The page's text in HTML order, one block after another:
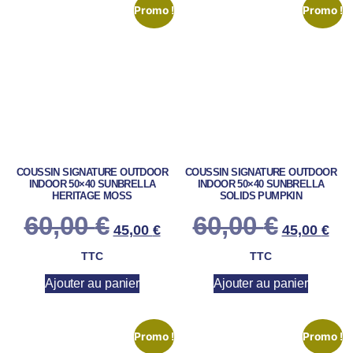
Promo !
COUSSIN SIGNATURE OUTDOOR
INDOOR 50×40 SUNBRELLA
HERITAGE MOSS
60,00€ 45,00 €
TTC
Ajouter au panier
Promo !
COUSSIN SIGNATURE OUTDOOR
INDOOR 50×40 SUNBRELLA
SOLIDS PUMPKIN
60,00€ 45,00 €
TTC
Ajouter au panier
Promo ! Promo !